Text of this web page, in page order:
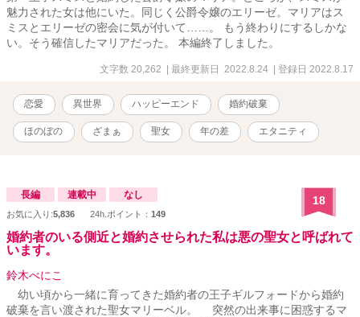
魅力された女は他にいた。同じく公爵令嬢のエリーゼ。マリアはス
ミスとエリーゼの密会に気が付いて……。 もう終わりにするしかな
い。そう確信したマリアだった。 本編終了しました。
文字数 20,262 | 最終更新日 2022.8.24 | 登録日 2022.8.17
恋愛 異世界 ハッピーエンド 婚約破棄
ほのぼの ざまぁ 聖女 年の差 エタニティ
長編 連載中 なし
お気に入り:5,836 24h.ポイント： 149
18
婚約者のいる側近と婚約させられた私は悪の聖女と呼ばれて
います。
鈴木べにこ
幼い頃から一緒に育ってきた婚約者の王子ギルフォードから婚約
破棄を言い渡された聖女マリーベル。 突然の出来事に困惑するマ